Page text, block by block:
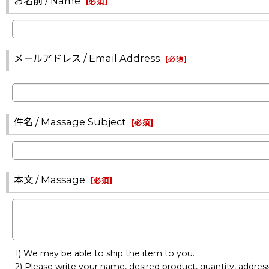
メールアドレス / Email Address [必須]
件名 / Massage Subject [必須]
本文 / Massage [必須]
1) We may be able to ship the item to you.
2) Please write your name, desired product, quantity,